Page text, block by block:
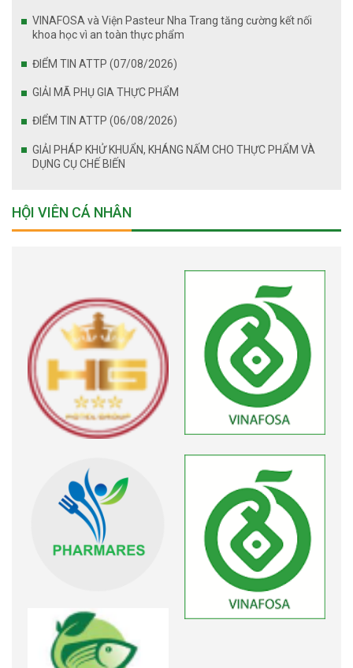
VINAFOSA và Viện Pasteur Nha Trang tăng cường kết nối
khoa học vì an toàn thực phẩm
ĐIỂM TIN ATTP (07/08/2026)
GIẢI MÃ PHỤ GIA THỰC PHẨM
ĐIỂM TIN ATTP (06/08/2026)
GIẢI PHÁP KHỬ KHUẨN, KHÁNG NẤM CHO THỰC PHẨM VÀ
DỤNG CỤ CHẾ BIẾN
HỘI VIÊN CÁ NHÂN